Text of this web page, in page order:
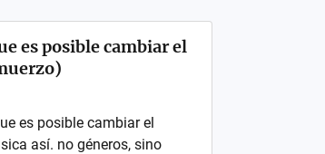
es posible cambiar el
es posible cambiar el
así. no géneros, sino